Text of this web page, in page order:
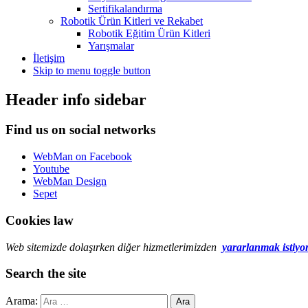
Sertifikalandırma
Robotik Ürün Kitleri ve Rekabet
Robotik Eğitim Ürün Kitleri
Yarışmalar
İletişim
Skip to menu toggle button
Header info sidebar
Find us on social networks
WebMan on Facebook
Youtube
WebMan Design
Sepet
Cookies law
Web sitemizde dolaşırken diğer hizmetlerimizden yararlanmak
Search the site
Arama: